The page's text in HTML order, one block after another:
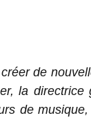
de
la directrice
de